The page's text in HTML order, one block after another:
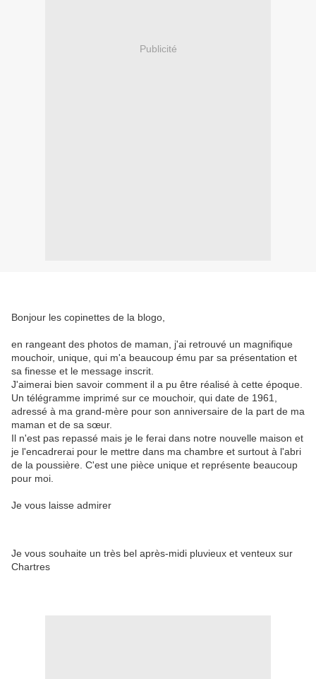
Publicité
Bonjour les copinettes de la blogo,
en rangeant des photos de maman, j'ai retrouvé un magnifique
mouchoir, unique, qui m'a beaucoup ému par sa présentation et
sa finesse et le message inscrit.
J'aimerai bien savoir comment il a pu être réalisé à cette époque.
Un télégramme imprimé sur ce mouchoir, qui date de 1961,
adressé à ma grand-mère pour son anniversaire de la part de ma
maman et de sa sœur.
Il n'est pas repassé mais je le ferai dans notre nouvelle maison et
je l'encadrerai pour le mettre dans ma chambre et surtout à l'abri
de la poussière. C'est une pièce unique et représente beaucoup
pour moi.
Je vous laisse admirer
Je vous souhaite un très bel après-midi pluvieux et venteux sur
Chartres